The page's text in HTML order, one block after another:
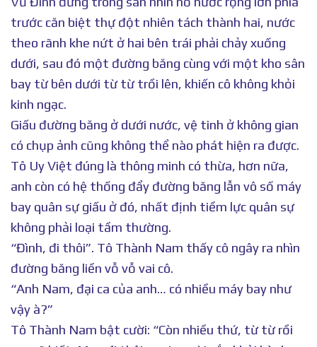
trước căn biệt thự đột nhiên tách thành hai, nước
theo rãnh khe nứt ở hai bên trái phải chảy xuống
dưới, sau đó một đường băng cùng với một kho sân
bay từ bên dưới từ từ trồi lên, khiến cô không khỏi
kinh ngạc.
Giấu đường băng ở dưới nước, vệ tinh ở không gian
có chụp ảnh cũng không thể nào phát hiện ra được.
Tô Uy Việt đúng là thông minh có thừa, hơn nữa,
anh còn có hệ thống đẩy đường băng lẫn vô số máy
bay quân sự giấu ở đó, nhất định tiềm lực quân sự
không phải loại tầm thường.
“Đình, đi thôi”. Tô Thành Nam thấy cô ngây ra nhìn
đường băng liền vỗ vỗ vai cô.
“Anh Nam, đại ca của anh… có nhiều máy bay như
vậy à?”
Tô Thành Nam bật cười: “Còn nhiều thứ, từ từ rồi